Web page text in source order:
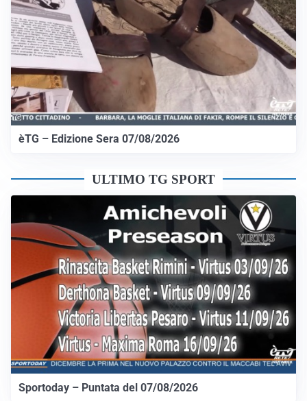
èTG – Edizione Sera 07/08/2026
ULTIMO TG SPORT
Sportoday – Puntata del 07/08/2026